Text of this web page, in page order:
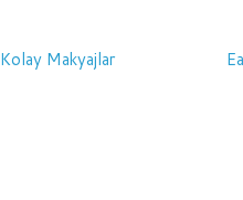
Kolay Makyajlar